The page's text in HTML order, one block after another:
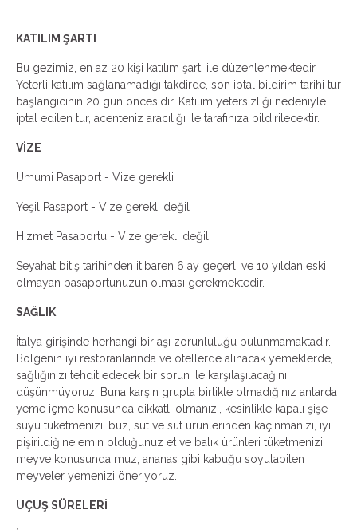
KATILIM ŞARTI
Bu gezimiz, en az 20 kişi katılım şartı ile düzenlenmektedir.
Yeterli katılım sağlanamadığı takdirde, son iptal bildirim tarihi tur
başlangıcının 20 gün öncesidir. Katılım yetersizliği nedeniyle
iptal edilen tur, acenteniz aracılığı ile tarafınıza bildirilecektir.
VİZE
Umumi Pasaport - Vize gerekli
Yeşil Pasaport - Vize gerekli değil
Hizmet Pasaportu - Vize gerekli değil
Seyahat bitiş tarihinden itibaren 6 ay geçerli ve 10 yıldan eski
olmayan pasaportunuzun olması gerekmektedir.
SAĞLIK
İtalya girişinde herhangi bir aşı zorunluluğu bulunmamaktadır.
Bölgenin iyi restoranlarında ve otellerde alınacak yemeklerde,
sağlığınızı tehdit edecek bir sorun ile karşılaşılacağını
düşünmüyoruz. Buna karşın grupla birlikte olmadığınız anlarda
yeme içme konusunda dikkatli olmanızı, kesinlikle kapalı şişe
suyu tüketmenizi, buz, süt ve süt ürünlerinden kaçınmanızı, iyi
pişirildiğine emin olduğunuz et ve balık ürünleri tüketmenizi,
meyve konusunda muz, ananas gibi kabuğu soyulabilen
meyveler yemenizi öneriyoruz.
UÇUŞ SÜRELERİ